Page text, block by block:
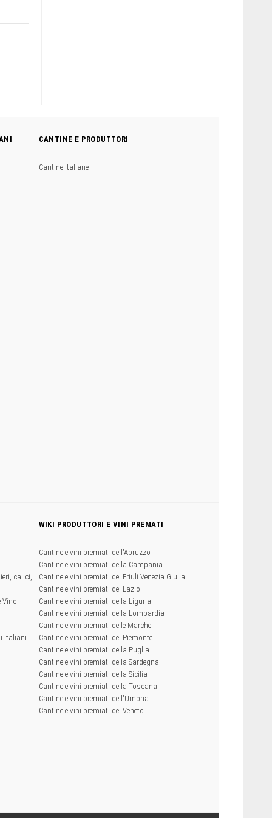
CANTINE E PRODUTTORI
Cantine Italiane
calici,
Vino
italiani
WIKI PRODUTTORI E VINI PREMATI
Cantine e vini premiati dell'Abruzzo
Cantine e vini premiati della Campania
Cantine e vini premiati del Friuli Venezia Giulia
Cantine e vini premiati del Lazio
Cantine e vini premiati della Liguria
Cantine e vini premiati della Lombardia
Cantine e vini premiati delle Marche
Cantine e vini premiati del Piemonte
Cantine e vini premiati della Puglia
Cantine e vini premiati della Sardegna
Cantine e vini premiati della Sicilia
Cantine e vini premiati della Toscana
Cantine e vini premiati dell'Umbria
Cantine e vini premiati del Veneto